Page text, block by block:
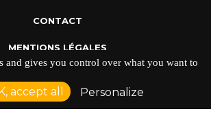
CONTACT
MENTIONS LÉGALES
and gives you control over what you want to
accept all Personalize